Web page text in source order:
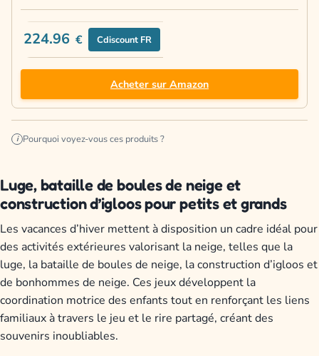
224.96 € Cdiscount FR
Acheter sur Amazon
i Pourquoi voyez-vous ces produits ?
Luge, bataille de boules de neige et
construction d’igloos pour petits et grands
Les vacances d’hiver mettent à disposition un cadre idéal pour
des activités extérieures valorisant la neige, telles que la
luge, la bataille de boules de neige, la construction d’igloos et
de bonhommes de neige. Ces jeux développent la
coordination motrice des enfants tout en renforçant les liens
familiaux à travers le jeu et le rire partagé, créant des
souvenirs inoubliables.